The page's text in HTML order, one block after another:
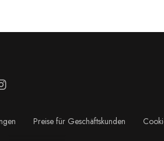
Preise für Geschäftskunden